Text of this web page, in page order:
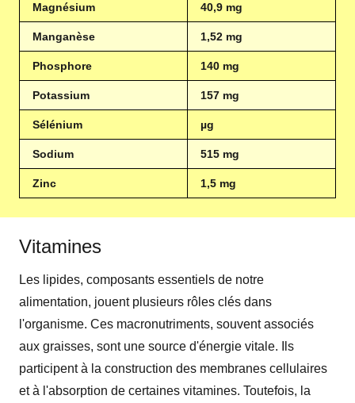
Magnésium 40,9 mg
Manganèse 1,52 mg
Phosphore 140 mg
Potassium 157 mg
Sélénium µg
Sodium 515 mg
Zinc 1,5 mg
Vitamines
Les lipides, composants essentiels de notre
alimentation, jouent plusieurs rôles clés dans
l'organisme. Ces macronutriments, souvent associés
aux graisses, sont une source d'énergie vitale. Ils
participent à la construction des membranes cellulaires
et à l'absorption de certaines vitamines. Toutefois, la